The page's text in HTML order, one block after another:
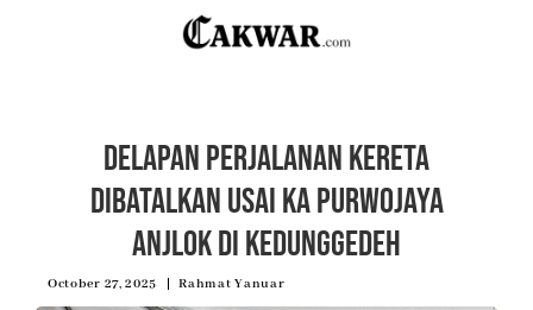
Delapan Perjalanan Kereta
Dibatalkan Usai KA Purwojaya
Anjlok di Kedunggedeh
October 27, 2025 Rahmat Yanuar